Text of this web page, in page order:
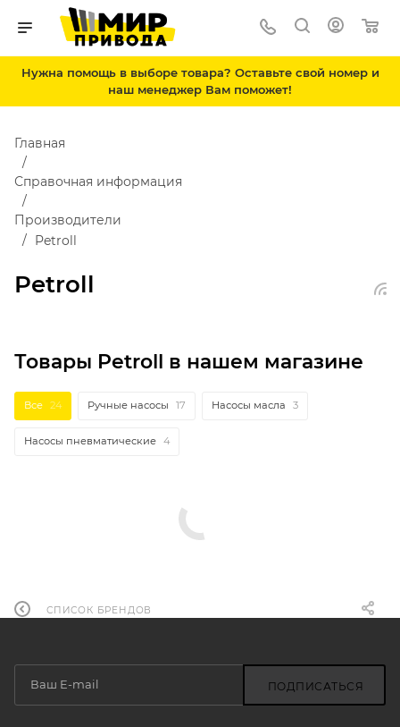
Нужна помощь в выборе товара? Оставьте свой номер и
наш менеджер Вам поможет!
Petroll
Главная
Справочная информация
Производители
Petroll
Товары Petroll в нашем магазине
Все 24 Ручные насосы 17 Насосы масла 3
Насосы пневматические 4
СПИСОК БРЕНДОВ
ПОДПИСАТЬСЯ